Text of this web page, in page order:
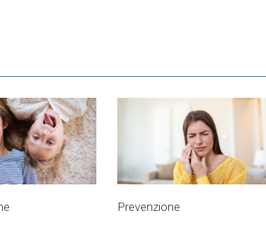
Prevenzione